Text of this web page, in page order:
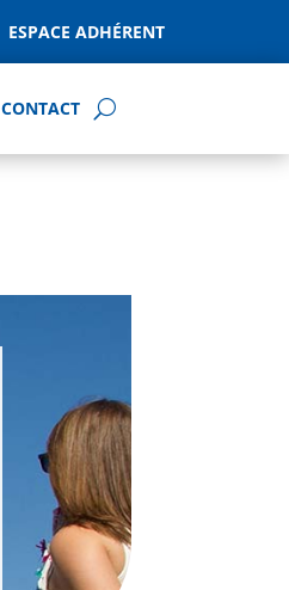
ESPACE ADHÉRENT
CONTACT